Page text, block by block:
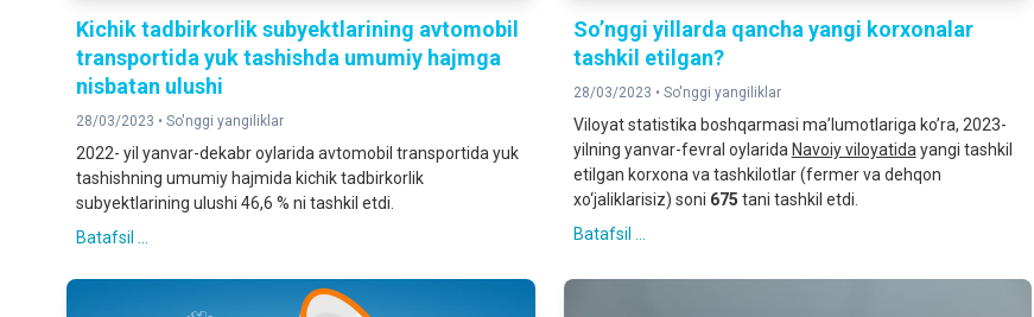
Kichik tadbirkorlik subyektlarining avtomobil
transportida yuk tashishda umumiy hajmga
nisbatan ulushi
28/03/2023 • So'nggi yangiliklar
2022- yil yanvar-dekabr oylarida avtomobil transportida yuk
tashishning umumiy hajmida kichik tadbirkorlik
subyektlarining ulushi 46,6 % ni tashkil etdi.
Batafsil ...
So’nggi yillarda qancha yangi korxonalar
tashkil etilgan?
28/03/2023 • So'nggi yangiliklar
Viloyat statistika boshqarmasi ma’lumotlariga ko’ra, 2023-
yilning yanvar-fevral oylarida Navoiy viloyatida yangi tashkil
etilgan korxona va tashkilotlar (fermer va dehqon
xo‘jaliklarisiz) soni 675 tani tashkil etdi.
Batafsil ...